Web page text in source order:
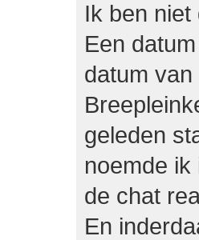
Ik ben
Een
datum
geleden
noemde ik
de chat
En